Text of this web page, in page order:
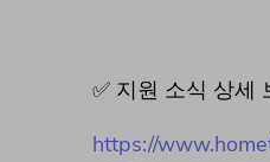
✅ 지원 소식 상세
https://